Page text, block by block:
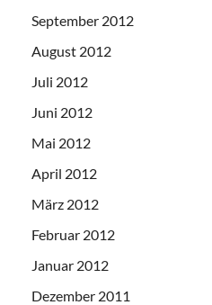
September 2012
August 2012
Juli 2012
Juni 2012
Mai 2012
April 2012
März 2012
Februar 2012
Januar 2012
Dezember 2011